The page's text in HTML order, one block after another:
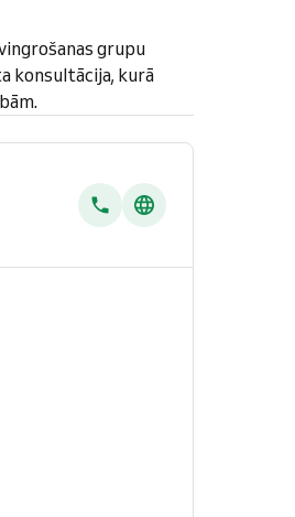
grupu
konsultācija, kurā